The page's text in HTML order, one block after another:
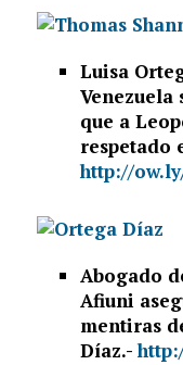
Luisa
que a
respetado
http://
Abogado
Afiuni
mentiras
Díaz.-